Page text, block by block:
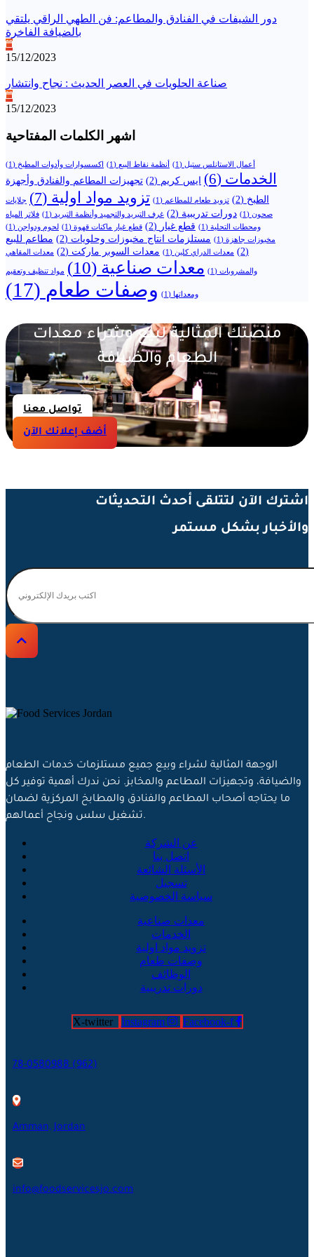
دور الشيفات في الفنادق والمطاعم: فن الطهي الراقي يلتقي
بالضيافة الفاخرة
15/12/2023
صناعة الحلويات في العصر الحديث : نجاح وانتشار
15/12/2023
اشهر الكلمات المفتاحية
أعمال الاستانلس ستيل (1) أنظمة نقاط البيع (1) اكسسوارات وأدوات المطبخ (1)
الخدمات (6) ايس كريم (2)
تجهيزات المطاعم والفنادق وأجهزة
الطبخ (2) تزويد طعام للمطاعم (1) تزويد مواد اولية (7)
جلايات
صحون (1) دورات تدريبية (2) غرف التبريد والتجميد وأنظمة التبريد (1)
فلاتر المياه
ومحطات التحلية (1) قطع غيار (2) قطع غيار ماكنات قهوة (1) لحوم ودواجن (1)
مخبوزات جاهزة (1) مستلزمات انتاج مخبوزات وحلويات (2)
مطاعم للبيع
(2)
معدات الدراي كلين (1) معدات السوبر ماركت (2) معدات المقاهي
والمشروبات (1) معدات صناعية (10) مواد تنظيف وتعقيم
ومعداتها (1) وصفات طعام (17)
منصتك المثالية لبيع وشراء معدات
الطعام والضيافة
تواصل معنا
أضف إعلانك الآن
اشترك الآن لتتلقى أحدث التحديثات
والأخبار بشكل مستمر
الوجهة المثالية لشراء وبيع جميع مستلزمات خدمات الطعام
والضيافة، وتجهيزات المطاعم والمخابز. نحن ندرك أهمية توفير كل
ما يحتاجه أصحاب المطاعم والفنادق والمطابخ المركزية لضمان
تشغيل سلس ونجاح أعمالهم.
عن الشركة
اتصل بنا
الأسئلة الشائعة
تسجيل
سياسة الخصوصية
معدات صناعية
الخدمات
تزويد مواد اولية
وصفات طعام
الوظائف
دورات تدريبية
X-twitter Instagram Facebook-f
78-0580988 (962)
Amman, Jordan
info@foodservicesjo.com